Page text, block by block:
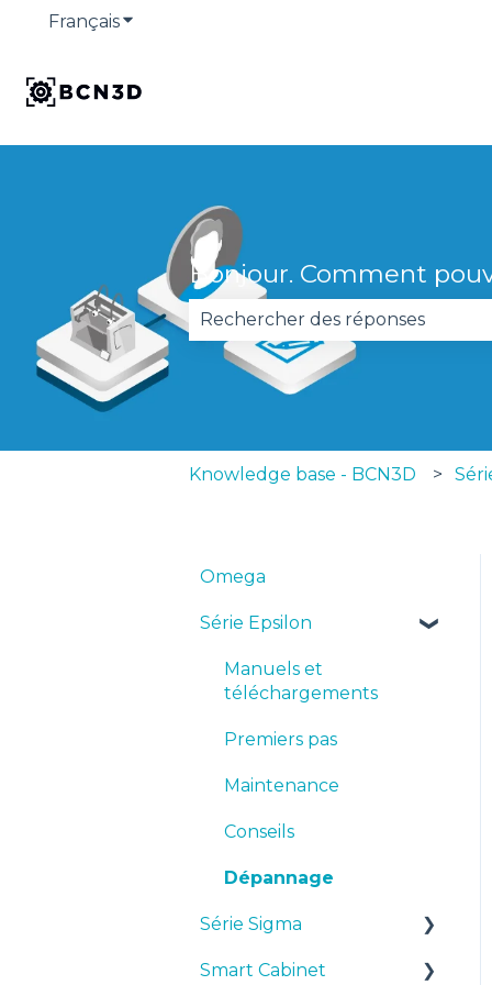
FrançaisAfficher le sous-menu pour les traductions
Bonjour. Comment
Il n'y a aucune suggestion car
Knowledge base - BCN3D
Omega
Série Epsilon
Manuels et
téléchargements
Premiers pas
Maintenance
Conseils
Dépannage
Série Sigma
Manuels et
Smart Cabinet